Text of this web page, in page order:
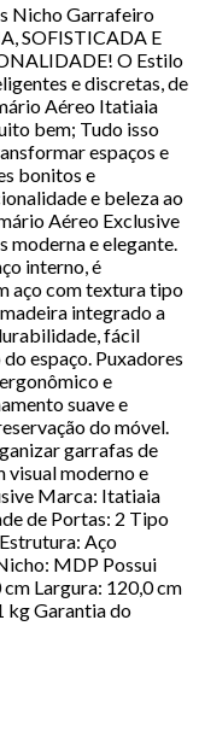
Nicho Garrafeiro
SOFISTICADA E
O Estilo
e discretas, de
Aéreo Itatiaia
bem; Tudo isso
espaços e
bonitos e
e beleza ao
Aéreo Exclusive
moderna e elegante.
interno, é
aço com textura tipo
integrado a
fácil
espaço. Puxadores
e
suave e
do móvel.
garrafas de
visual moderno e
Marca: Itatiaia
de Portas: 2 Tipo
Aço
MDP Possui
Largura: 120,0 cm
kg Garantia do